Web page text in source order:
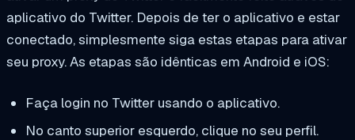
aplicativo do Twitter. Depois de ter o aplicativo e estar
conectado, simplesmente siga estas etapas para ativar
seu proxy. As etapas são idênticas em Android e iOS:
Faça login no Twitter usando o aplicativo.
No canto superior esquerdo, clique no seu perfil.